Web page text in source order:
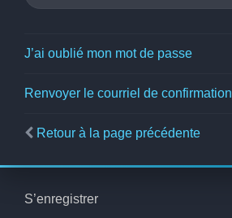
J’ai oublié mon mot de passe
Renvoyer le courriel de confirmation
Retour à la page précédente
S’enregistrer